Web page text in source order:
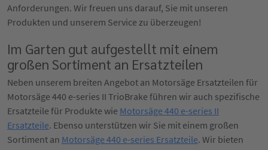
Anforderungen. Wir freuen uns darauf, Sie mit unseren
Produkten und unserem Service zu überzeugen!
Im Garten gut aufgestellt mit einem
großen Sortiment an Ersatzteilen
Neben unserem breiten Angebot an Motorsäge Ersatzteilen für
Motorsäge 440 e-series II TrioBrake führen wir auch spezifische
Ersatzteile für Produkte wie Motorsäge 440 e-series II
Ersatzteile. Ebenso unterstützen wir Sie mit einem großen
Sortiment an Motorsäge 440 e-series Ersatzteile. Wir bieten